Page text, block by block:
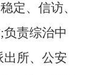
定、信访、
;负责综治中
出所、公安